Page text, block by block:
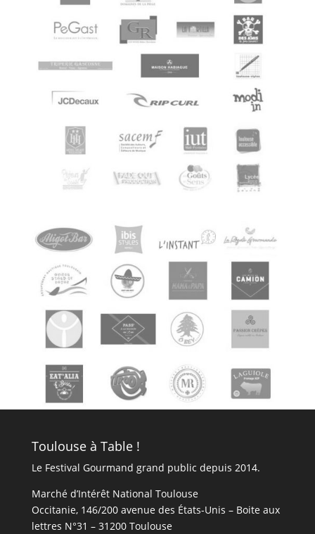
Toulouse à Table !
Le Festival Gourmand grand public depuis 2014.
Marché d’Intérêt National Toulouse
Occitanie, 146/200 avenue des États-Unis​​ – Boite aux
lettres N°31 – 31200 Toulouse